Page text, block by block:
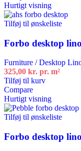
Hurtigt visning
Tilføj til ønskeliste
Forbo desktop
Furniture / Desktop
325,00 kr. pr. m²
Tilføj til kurv
Compare
Hurtigt visning
Tilføj til ønskeliste
Forbo desktop